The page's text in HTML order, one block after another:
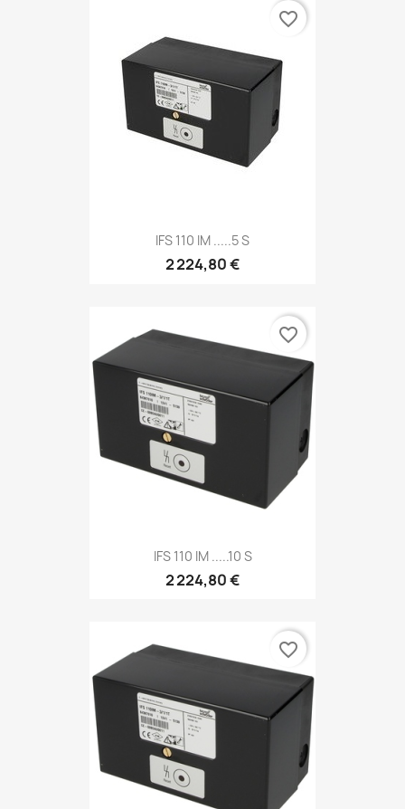
IFS 110 IM .....5 S
2 224,80 €
favorite_border
IFS 110 IM .....10 S
2 224,80 €
favorite_border
favorite_border